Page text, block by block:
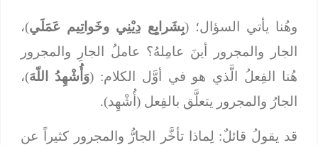
وهُنا يأتي السؤال؛ ( بِشَرايِع دِيْنِي وخَواتِيم عَمَلَي)،
الجار والمجرور أينَ عامِلهُ؟ عاملُ الجارِ والمجرور
هُنا الفِعلُ الَّذي هو في أوَّل الكلام: ( وَأُشْهِدُ اللّهَ)،
الجارُ والمجرور يتعلَّق بالفِعل (أُشْهِد).
قد يقولُ قائلٌ: لِماذا تأخَّر الجارُّ والمجرور كثيراً عن